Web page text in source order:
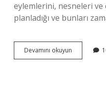
eylemlerini, nesneleri ve
planladığı ve bunları
Devamını okuyun
Ne